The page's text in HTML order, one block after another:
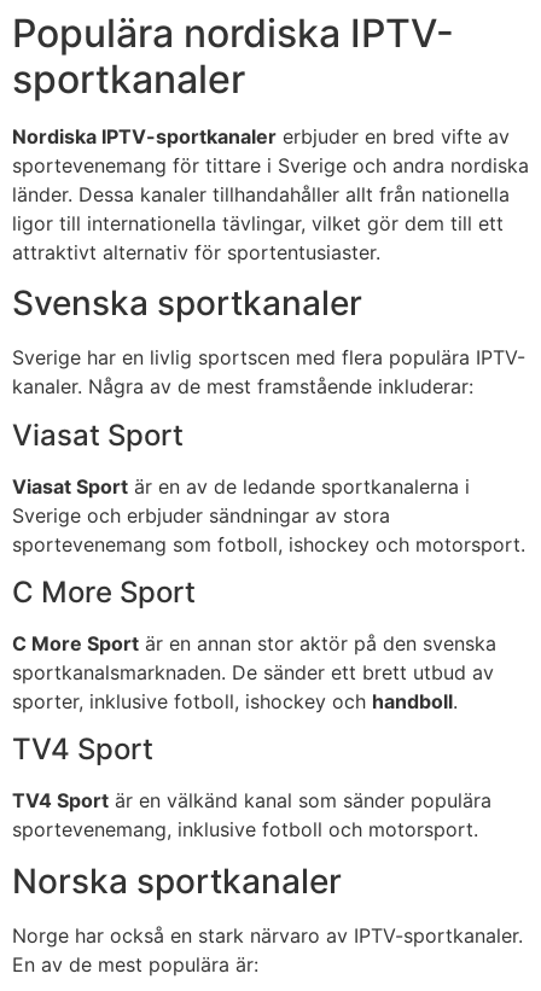
Populära nordiska IPTV-
sportkanaler
Nordiska IPTV-sportkanaler erbjuder en bred vifte av
sportevenemang för tittare i Sverige och andra nordiska
länder. Dessa kanaler tillhandahåller allt från nationella
ligor till internationella tävlingar, vilket gör dem till ett
attraktivt alternativ för sportentusiaster.
Svenska sportkanaler
Sverige har en livlig sportscen med flera populära IPTV-
kanaler. Några av de mest framstående inkluderar:
Viasat Sport
Viasat Sport är en av de ledande sportkanalerna i
Sverige och erbjuder sändningar av stora
sportevenemang som fotboll, ishockey och motorsport.
C More Sport
C More Sport är en annan stor aktör på den svenska
sportkanalsmarknaden. De sänder ett brett utbud av
sporter, inklusive fotboll, ishockey och handboll.
TV4 Sport
TV4 Sport är en välkänd kanal som sänder populära
sportevenemang, inklusive fotboll och motorsport.
Norska sportkanaler
Norge har också en stark närvaro av IPTV-sportkanaler.
En av de mest populära är: